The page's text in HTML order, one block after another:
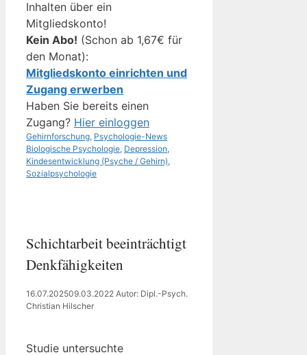
Inhalten über ein
Mitgliedskonto!
Kein Abo! (Schon ab 1,67€ für
den Monat):
Mitgliedskonto einrichten und
Zugang erwerben
Haben Sie bereits einen
Zugang? Hier einloggen
Kategorien
Gehirnforschung, Psychologie-NewsSchlagwörter
Biologische Psychologie, Depression,
Kindesentwicklung (Psyche / Gehirn),
Sozialpsychologie
Schichtarbeit beeinträchtigt
Denkfähigkeiten
16.07.202509.03.2022 Autor: Dipl.-Psych.
Christian Hilscher
Studie untersuchte